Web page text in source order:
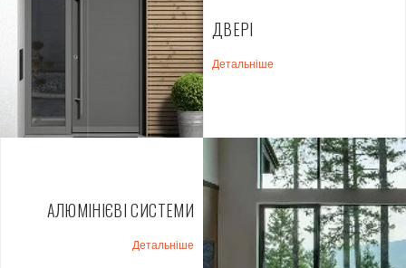
ДВЕРІ
Детальніше
АЛЮМІНІЄВІ СИСТЕМИ
Детальніше